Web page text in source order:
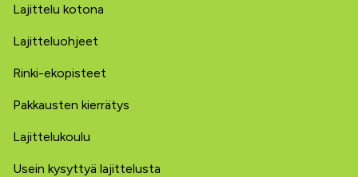
Lajittelu kotona
Lajitteluohjeet
Rinki-ekopisteet
Pakkausten kierrätys
Lajittelukoulu
Usein kysyttyä lajittelusta